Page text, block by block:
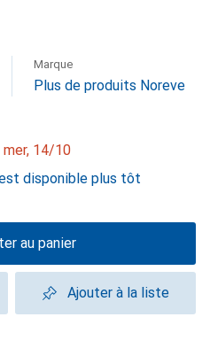
Marque
Plus de produits Noreve
mer, 14/10
disponible plus tôt
au panier
Ajouter à la liste